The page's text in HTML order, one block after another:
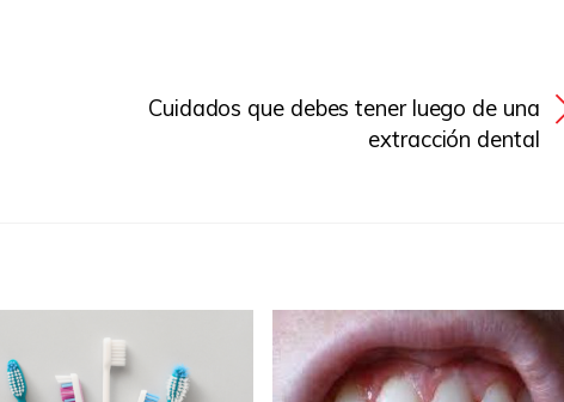
Cuidados que debes tener luego de una
extracción dental